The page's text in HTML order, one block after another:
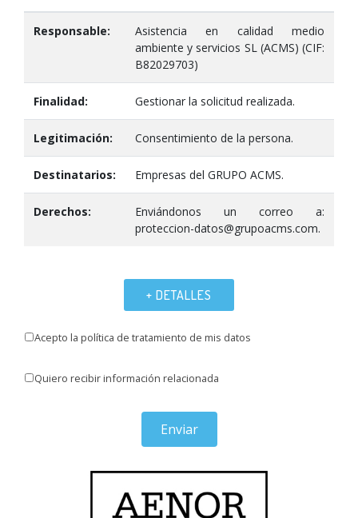
Responsable:
Asistencia en calidad medio
ambiente y servicios SL (ACMS) (CIF:
B82029703)
Finalidad: Gestionar la solicitud realizada.
Legitimación: Consentimiento de la persona.
Destinatarios: Empresas del GRUPO ACMS.
Derechos:
Enviándonos un correo a:
proteccion-datos@grupoacms.com.
+ DETALLES
Acepto la política de tratamiento de mis datos
Quiero recibir información relacionada
Enviar